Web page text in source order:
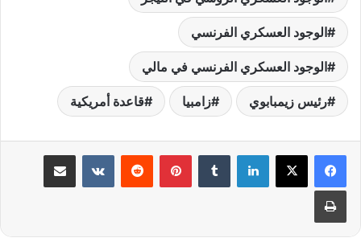
الوجود العسكري الفرنسي
الوجود العسكري الفرنسي في مالي
رئيس زيمبابوي زامبيا قاعدة أمريكية
لينكدإن بينتيريست